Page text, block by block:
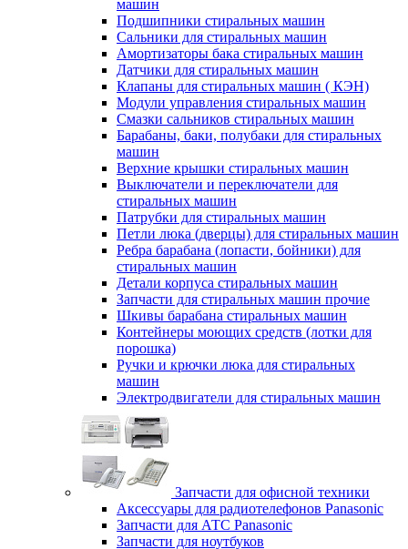
машин
Подшипники стиральных машин
Сальники для стиральных машин
Амортизаторы бака стиральных машин
Датчики для стиральных машин
Клапаны для стиральных машин ( КЭН)
Модули управления стиральных машин
Смазки сальников стиральных машин
Барабаны, баки, полубаки для стиральных
машин
Верхние крышки стиральных машин
Выключатели и переключатели для
стиральных машин
Патрубки для стиральных машин
Петли люка (дверцы) для стиральных машин
Ребра барабана (лопасти, бойники) для
стиральных машин
Детали корпуса стиральных машин
Запчасти для стиральных машин прочие
Шкивы барабана стиральных машин
Контейнеры моющих средств (лотки для
порошка)
Ручки и крючки люка для стиральных
машин
Электродвигатели для стиральных машин
Запчасти для офисной техники
Аксессуары для радиотелефонов Panasonic
Запчасти для АТС Panasonic
Запчасти для ноутбуков